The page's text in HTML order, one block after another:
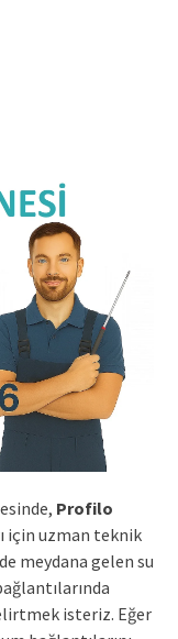
Profilo
için uzman teknik
meydana gelen su
isteriz. Eğer